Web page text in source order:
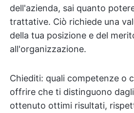
dell'azienda, sai quanto
trattative. Ciò richiede una
della tua posizione e del
all'organizzazione.
Chiediti: quali competenze o
offrire che ti distinguono
ottenuto ottimi risultati,